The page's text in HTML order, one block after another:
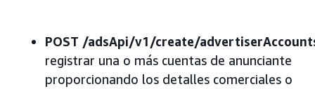
POST /adsApi/v1/create/
registrar una o más cuentas de anunciante
proporcionando los detalles comerciales o